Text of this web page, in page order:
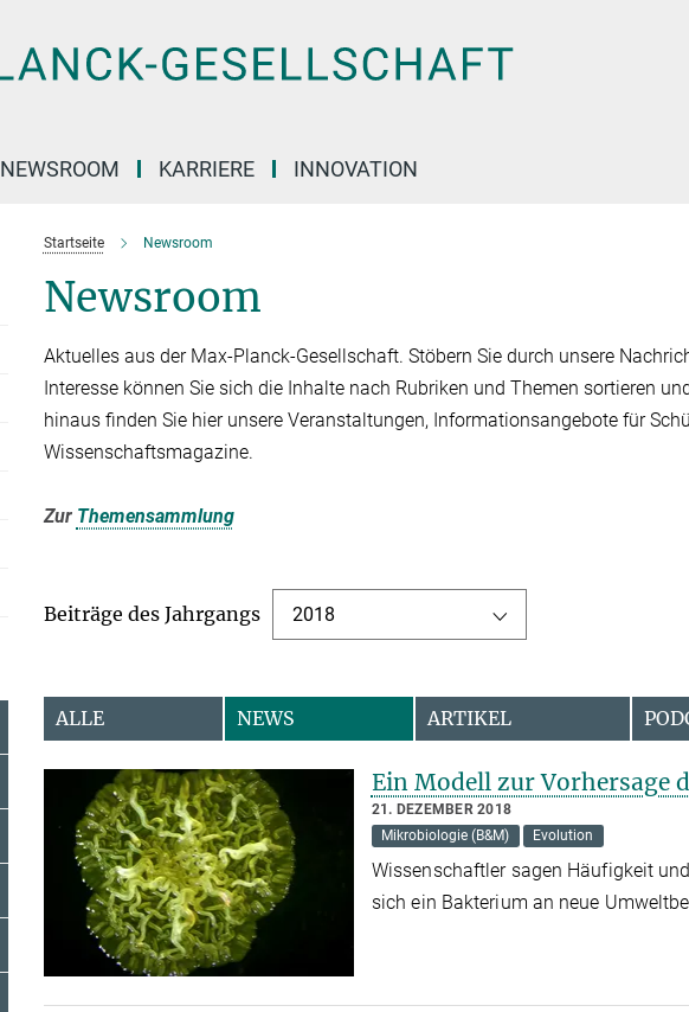
NEWSROOM KARRIERE INNOVATION
Startseite Newsroom
Newsroom
Aktuelles aus der Max-Planck-Gesellschaft. Stöbern Sie durch unsere
Interesse können Sie sich die Inhalte nach Rubriken und Themen sortieren
hinaus finden Sie hier unsere Veranstaltungen, Informationsangebote für
Wissenschaftsmagazine.
Zur Themensammlung
Beiträge des Jahrgangs 2018
ALLE NEWS ARTIKEL
Ein Modell zur Vorhersage
21. DEZEMBER 2018
Mikrobiologie (B&M)
Evolution
Wissenschaftler sagen Häufigkeit
sich ein Bakterium an neue